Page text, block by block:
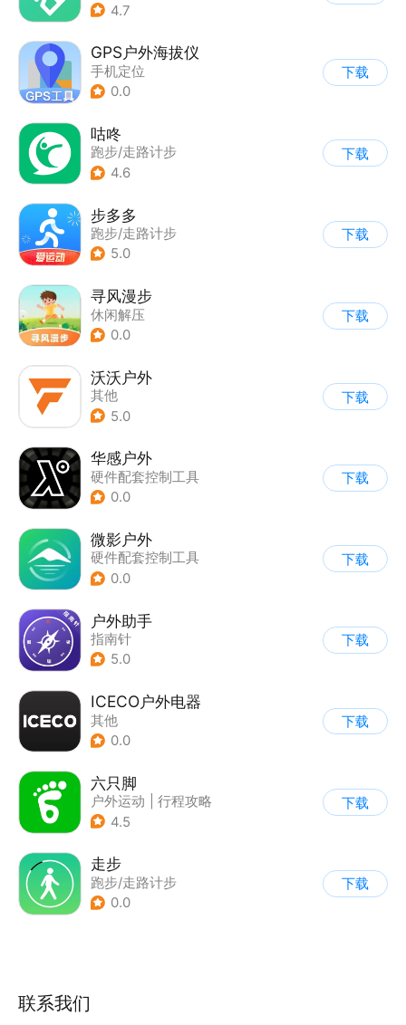
4.7
GPS户外海拔仪
手机定位
0.0
下载
咕咚
跑步/走路计步
4.6
下载
步多多
跑步/走路计步
5.0
下载
寻风漫步
休闲解压
0.0
下载
沃沃户外
其他
5.0
下载
华感户外
硬件配套控制工具
0.0
下载
微影户外
硬件配套控制工具
0.0
下载
户外助手
指南针
5.0
下载
ICECO户外电器
其他
0.0
下载
六只脚
户外运动
行程攻略
4.5
下载
走步
跑步/走路计步
0.0
下载
联系我们